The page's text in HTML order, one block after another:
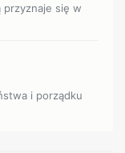
przyznaje się w
i porządku